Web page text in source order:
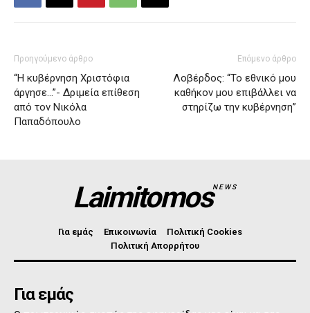
Προηγούμενο άρθρο
“Η κυβέρνηση Χριστόφια
άργησε…”- Δριμεία επίθεση
από τον Νικόλα
Παπαδόπουλο
Επόμενο άρθρο
Λοβέρδος: “Το εθνικό μου
καθήκον μου επιβάλλει να
στηρίζω την κυβέρνηση”
LaimitomosNEWS
Για εμάς Επικοινωνία
Πολιτική Cookies
Πολιτική Απορρήτου
Για εμάς